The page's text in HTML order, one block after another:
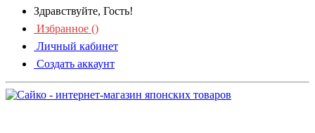
Здравствуйте, Гость!
Избранное ()
Личный кабинет
Создать аккаунт